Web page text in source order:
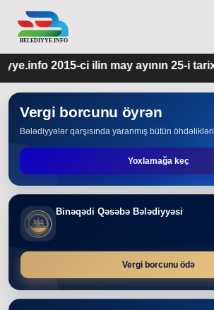
ayının 25-i tarixindən fəaliyyətdədir.
Vergi borcunu öyrən
Bələdiyyələr qarşısında yaranmış bütün
Yoxlamağa keç
Binəqədi Qəsəbə Bələdiyyəsi
Vergi borcunu ödə